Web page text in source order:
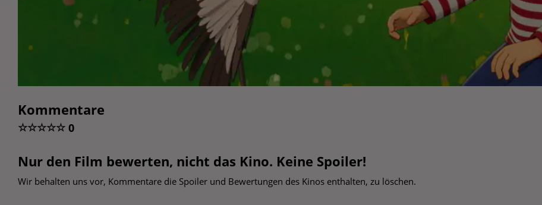
Kommentare
☆☆☆☆☆ 0
Nur den Film bewerten, nicht das Kino. Keine Spoiler!
Wir behalten uns vor, Kommentare die Spoiler und Bewertungen des Kinos enthalten, zu löschen.